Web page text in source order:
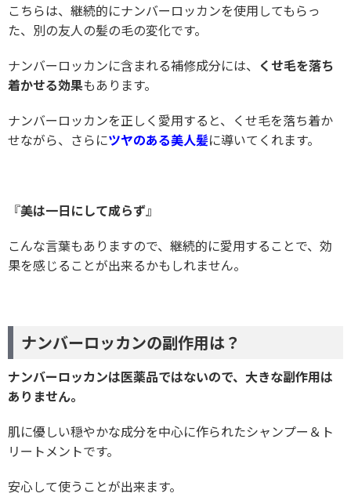
こちらは、継続的にナンバーロッカンを使用してもらっ
た、別の友人の髪の毛の変化です。
ナンバーロッカンに含まれる補修成分には、 くせ毛を落ち
着かせる効果もあります。
ナンバーロッカンを正しく愛用すると、くせ毛を落ち着か
せながら、さらにツヤのある美人髪に導いてくれます。
『美は一日にして成らず』
こんな言葉もありますので、継続的に愛用することで、効
果を感じることが出来るかもしれません。
ナンバーロッカンの副作用は？
ナンバーロッカンは医薬品ではないので、大きな副作用は
ありません。
肌に優しい穏やかな成分を中心に作られたシャンプー＆ト
リートメントです。
安心して使うことが出来ます。